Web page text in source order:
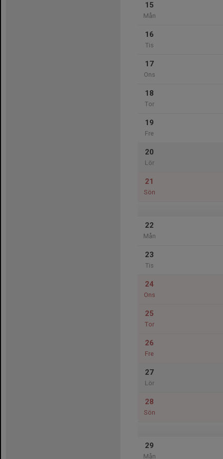
15
Mån
16
Tis
17
Ons
18
Tor
19
Fre
20
Lör
21
Sön
22
Mån
23
Tis
24
Ons
25
Tor
26
Fre
27
Lör
28
Sön
29
Mån